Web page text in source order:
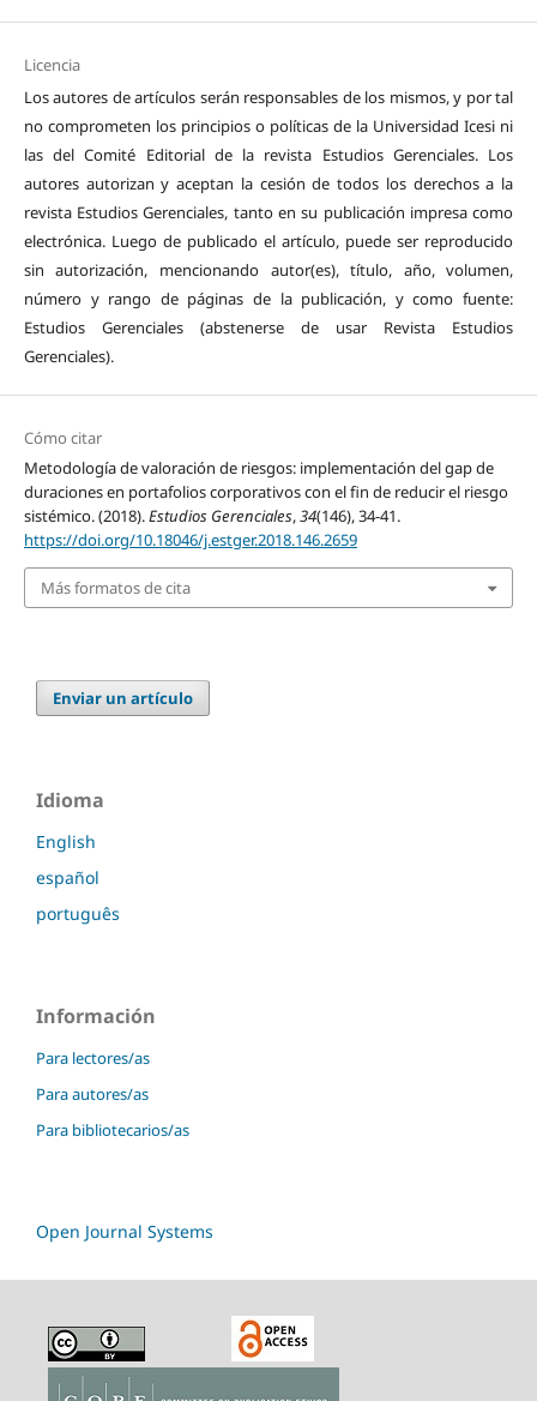
Licencia
Los autores de artículos serán responsables de los mismos, y por tal
no comprometen los principios o políticas de la Universidad Icesi ni
las del Comité Editorial de la revista Estudios Gerenciales. Los
autores autorizan y aceptan la cesión de todos los derechos a la
revista Estudios Gerenciales, tanto en su publicación impresa como
electrónica. Luego de publicado el artículo, puede ser reproducido
sin autorización, mencionando autor(es), título, año, volumen,
número y rango de páginas de la publicación, y como fuente:
Estudios Gerenciales (abstenerse de usar Revista Estudios
Gerenciales).
Cómo citar
Metodología de valoración de riesgos: implementación del gap de
duraciones en portafolios corporativos con el fin de reducir el riesgo
sistémico. (2018).Estudios Gerenciales,34(146), 34-41.
https://doi.org/10.18046/j.estger.2018.146.2659
Más formatos de cita
Enviar un artículo
Idioma
English
español
português
Información
Para lectores/as
Para autores/as
Para bibliotecarios/as
Open Journal Systems